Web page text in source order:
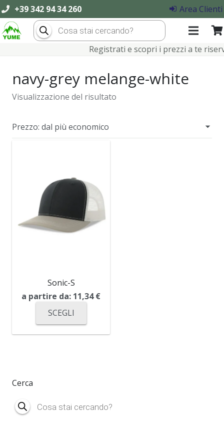
+39 342 94 34 260
Area Clienti
Products
search
Registrati e scopri i prezzi a te
navy-grey melange-white
Visualizzazione del risultato
Sonic-S
a partire da: 11,34€
SCEGLI
Cerca
Products
search